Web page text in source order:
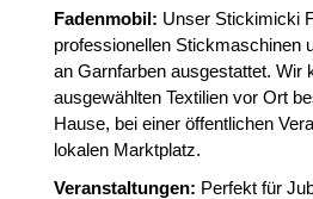
Fadenmobil: Unser Stickimicki
professionellen Stickmaschinen
an Garnfarben ausgestattet. Wir
ausgewählten Textilien vor Ort
Hause, bei einer öffentlichen
lokalen Marktplatz.
Veranstaltungen: Perfekt für